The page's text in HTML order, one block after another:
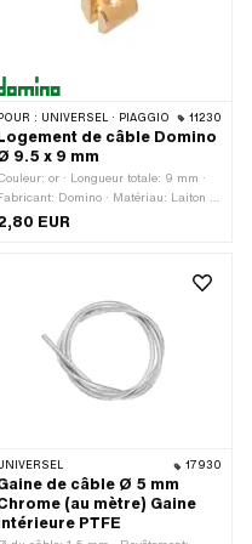
POUR : UNIVERSEL · PIAGGIO 11230
de câble Domino
9.5 x 9 mm
or · Longueur totale: 9 mm ·
Domino · Matériau: Laiton ·
d'application: Standard · Ø
passage de câble: 4.5 mm · Ø trou de
EUR
17930
de câble Ø 5 mm
(au mètre) Gaine
PTFE